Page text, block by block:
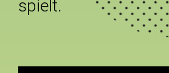
spielt.